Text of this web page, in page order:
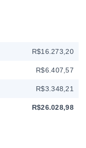
R$16.273,20
R$6.407,57
R$3.348,21
R$26.028,98